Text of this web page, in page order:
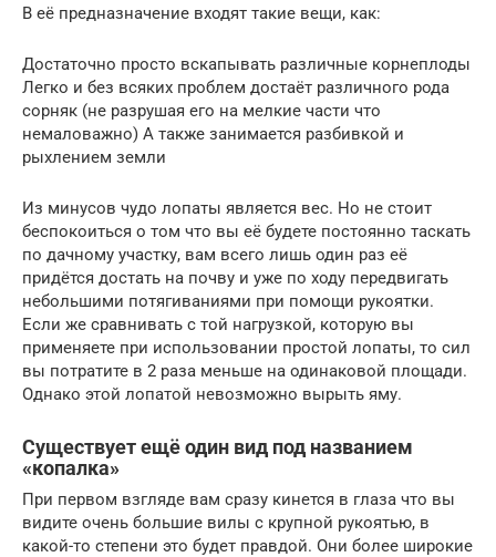
В её предназначение входят такие вещи, как:
Достаточно просто вскапывать различные корнеплоды
Легко и без всяких проблем достаёт различного рода
сорняк (не разрушая его на мелкие части что
немаловажно) А также занимается разбивкой и
рыхлением земли
Из минусов чудо лопаты является вес. Но не стоит
беспокоиться о том что вы её будете постоянно таскать
по дачному участку, вам всего лишь один раз её
придётся достать на почву и уже по ходу передвигать
небольшими потягиваниями при помощи рукоятки.
Если же сравнивать с той нагрузкой, которую вы
применяете при использовании простой лопаты, то сил
вы потратите в 2 раза меньше на одинаковой площади.
Однако этой лопатой невозможно вырыть яму.
Существует ещё один вид под названием
«копалка»
При первом взгляде вам сразу кинется в глаза что вы
видите очень большие вилы с крупной рукоятью, в
какой-то степени это будет правдой. Они более широкие